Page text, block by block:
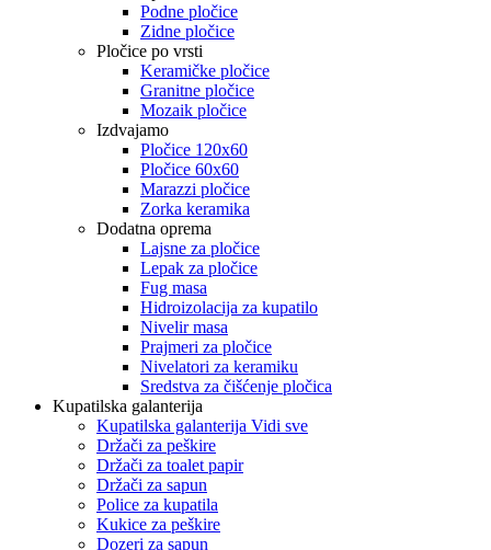
Podne pločice
Zidne pločice
Pločice po vrsti
Keramičke pločice
Granitne pločice
Mozaik pločice
Izdvajamo
Pločice 120x60
Pločice 60x60
Marazzi pločice
Zorka keramika
Dodatna oprema
Lajsne za pločice
Lepak za pločice
Fug masa
Hidroizolacija za kupatilo
Nivelir masa
Prajmeri za pločice
Nivelatori za keramiku
Sredstva za čišćenje pločica
Kupatilska galanterija
Kupatilska galanterija Vidi sve
Držači za peškire
Držači za toalet papir
Držači za sapun
Police za kupatila
Kukice za peškire
Dozeri za sapun